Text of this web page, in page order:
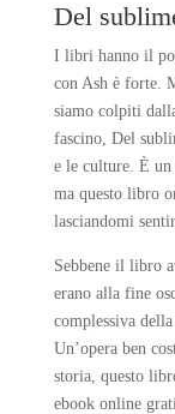
Del
I libri hanno il
con Ash è forte.
siamo colpiti
fascino, Del
e le culture. È
ma questo libro
lasciandomi
Sebbene il libro
erano alla fine
complessiva
Un’opera ben
storia, questo
ebook online